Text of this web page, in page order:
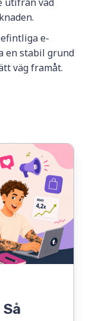
e-
en stabil grund
väg framåt.